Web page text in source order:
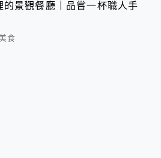
景觀餐廳｜品嘗一杯職人手
食